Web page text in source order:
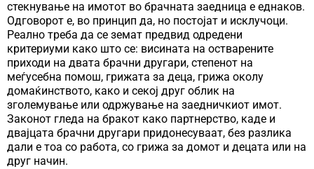
стекнување на имотот во брачната заедница е еднаков.
Одговорот е, во принцип да, но постојат и исклучоци.
Реално треба да се земат предвид одредени
критериуми како што се: висината на остварените
приходи на двата брачни другари, степенот на
меѓусебна помош, грижата за деца, грижа околу
домаќинството, како и секој друг облик на
зголемување или одржување на заедничкиот имот.
Законот гледа на бракот како партнерство, каде и
двајцата брачни другари придонесуваат, без разлика
дали е тоа со работа, со грижа за домот и децата или на
друг начин.